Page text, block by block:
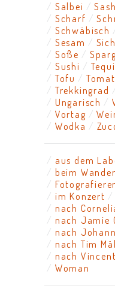
Salbei
Scharf
Schwäbisch
Sesam
Soße
Sushi
Tofu
Trekkingrad
Ungarisch
Vortag
Wodka
aus dem
beim
im Konzert
nach
nach Jamie
nach
nach Tim
nach
Woman